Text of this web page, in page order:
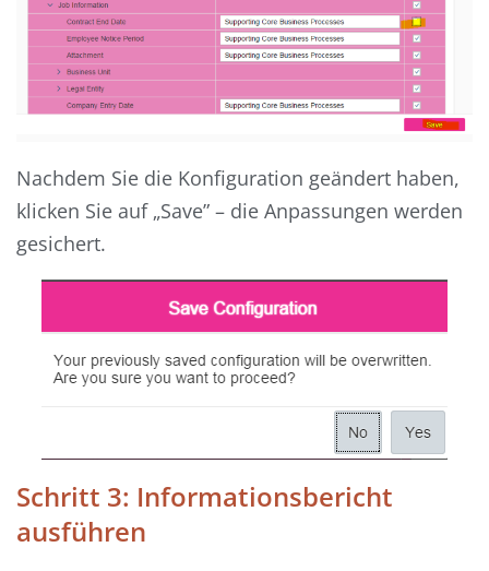
Nachdem Sie die Konfiguration geändert haben,
klicken Sie auf „Save” – die Anpassungen werden
gesichert.
Schritt 3: Informationsbericht
ausführen